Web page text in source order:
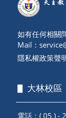
如有任何相關
Mail：
隱私權政策聲
▋ 大林校區
電話：( 05 ) -